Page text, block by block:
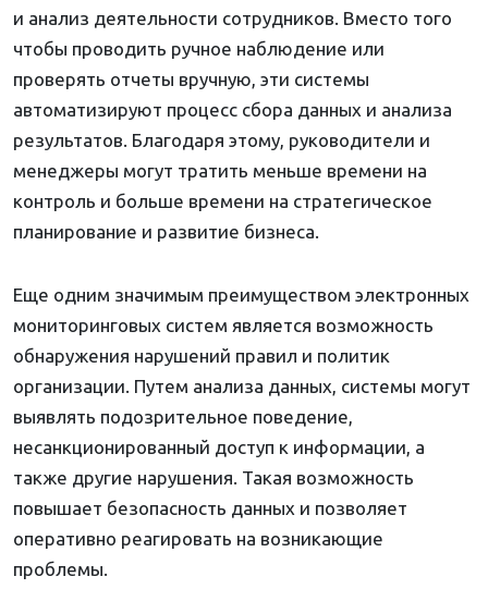
и анализ деятельности сотрудников. Вместо того
чтобы проводить ручное наблюдение или
проверять отчеты вручную, эти системы
автоматизируют процесс сбора данных и анализа
результатов. Благодаря этому, руководители и
менеджеры могут тратить меньше времени на
контроль и больше времени на стратегическое
планирование и развитие бизнеса.
Еще одним значимым преимуществом электронных
мониторинговых систем является возможность
обнаружения нарушений правил и политик
организации. Путем анализа данных, системы могут
выявлять подозрительное поведение,
несанкционированный доступ к информации, а
также другие нарушения. Такая возможность
повышает безопасность данных и позволяет
оперативно реагировать на возникающие
проблемы.